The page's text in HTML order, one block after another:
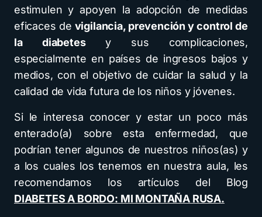
estimulen y apoyen la adopción de medidas
eficaces de vigilancia, prevención y control de
la diabetes y sus complicaciones,
especialmente en países de ingresos bajos y
medios, con el objetivo de cuidar la salud y la
calidad de vida futura de los niños y jóvenes.
Si le interesa conocer y estar un poco más
enterado(a) sobre esta enfermedad, que
podrían tener algunos de nuestros niños(as) y
a los cuales los tenemos en nuestra aula, les
recomendamos los artículos del Blog
DIABETES A BORDO: MI MONTAÑA RUSA.